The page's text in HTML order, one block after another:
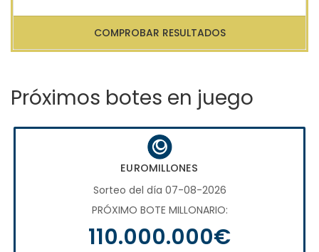
COMPROBAR RESULTADOS
Próximos botes en juego
EUROMILLONES
Sorteo del día 07-08-2026
PRÓXIMO BOTE MILLONARIO:
110.000.000€